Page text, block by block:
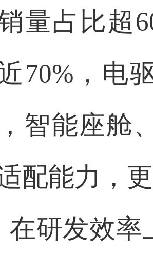
量占比超
70%，电
智能座舱
配能力，
在研发效率